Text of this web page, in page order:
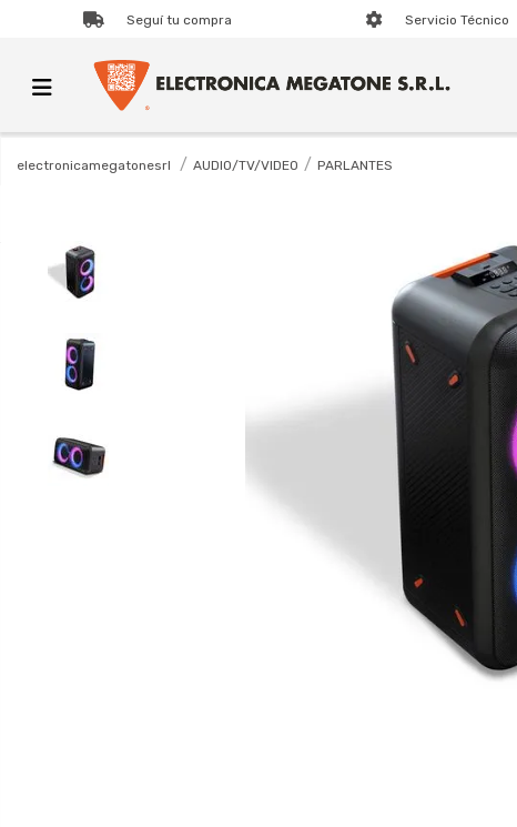
Seguí tu compra Servicio Técnico
electronicamegatonesrl AUDIO/TV/VIDEO PARLANTES